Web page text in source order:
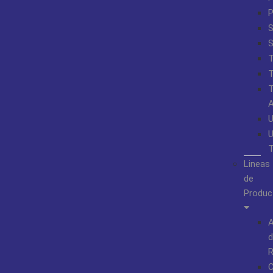
Lineas
de